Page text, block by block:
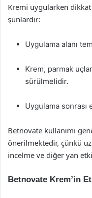
Kremi uygularken
şunlardır:
Uygulama alanı
Krem, parmak
sürülmelidir.
Uygulama sonrası
Betnovate kullanımı
önerilmektedir, çünkü
incelme ve diğer yan
Betnovate Krem’in